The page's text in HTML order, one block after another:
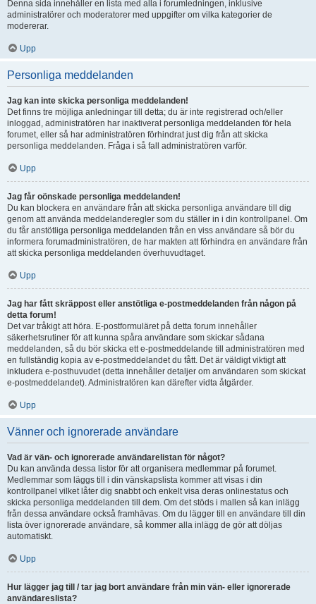
Denna sida innehåller en lista med alla i forumledningen, inklusive
administratörer och moderatorer med uppgifter om vilka kategorier de
modererar.
Upp
Personliga meddelanden
Jag kan inte skicka personliga meddelanden!
Det finns tre möjliga anledningar till detta; du är inte registrerad och/eller
inloggad, administratören har inaktiverat personliga meddelanden för hela
forumet, eller så har administratören förhindrat just dig från att skicka
personliga meddelanden. Fråga i så fall administratören varför.
Upp
Jag får oönskade personliga meddelanden!
Du kan blockera en användare från att skicka personliga användare till dig
genom att använda meddelanderegler som du ställer in i din kontrollpanel. Om
du får anstötliga personliga meddelanden från en viss användare så bör du
informera forumadministratören, de har makten att förhindra en användare från
att skicka personliga meddelanden överhuvudtaget.
Upp
Jag har fått skräppost eller anstötliga e-postmeddelanden från någon på
detta forum!
Det var tråkigt att höra. E-postformuläret på detta forum innehåller
säkerhetsrutiner för att kunna spåra användare som skickar sådana
meddelanden, så du bör skicka ett e-postmeddelande till administratören med
en fullständig kopia av e-postmeddelandet du fått. Det är väldigt viktigt att
inkludera e-posthuvudet (detta innehåller detaljer om användaren som skickat
e-postmeddelandet). Administratören kan därefter vidta åtgärder.
Upp
Vänner och ignorerade användare
Vad är vän- och ignorerade användarelistan för något?
Du kan använda dessa listor för att organisera medlemmar på forumet.
Medlemmar som läggs till i din vänskapslista kommer att visas i din
kontrollpanel vilket låter dig snabbt och enkelt visa deras onlinestatus och
skicka personliga meddelanden till dem. Om det stöds i mallen så kan inlägg
från dessa användare också framhävas. Om du lägger till en användare till din
lista över ignorerade användare, så kommer alla inlägg de gör att döljas
automatiskt.
Upp
Hur lägger jag till / tar jag bort användare från min vän- eller ignorerade
användareslista?